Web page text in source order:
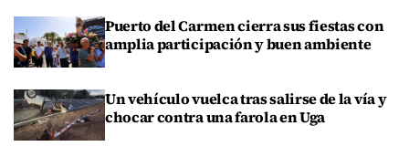
Puerto del Carmen cierra sus fiestas con
amplia participación y buen ambiente
Un vehículo vuelca tras salirse de la vía y
chocar contra una farola en Uga